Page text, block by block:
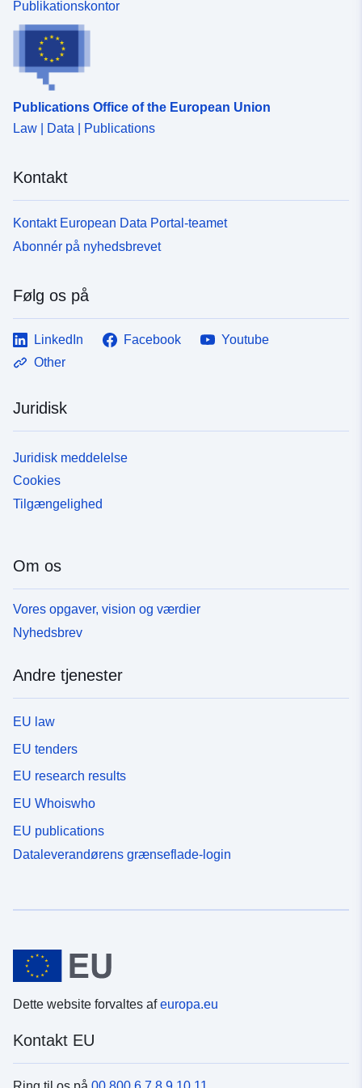
Publikationskontor
Publications Office of the European Union
Law | Data | Publications
Kontakt
Kontakt European Data Portal-teamet
Abonnér på nyhedsbrevet
Følg os på
LinkedIn Facebook
Youtube
Other
Juridisk
Juridisk meddelelse
Cookies
Tilgængelighed
Om os
Vores opgaver, vision og værdier
Nyhedsbrev
Andre tjenester
EU law
EU tenders
EU research results
EU Whoiswho
EU publications
Dataleverandørens grænseflade-login
Dette website forvaltes afeuropa.eu
Kontakt EU